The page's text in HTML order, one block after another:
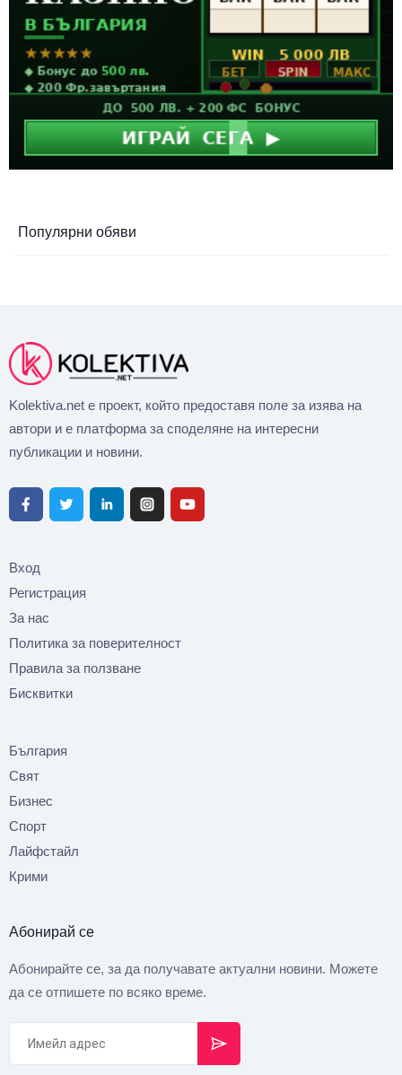
Популярни обяви
Kolektiva.net е проект, който предоставя поле за изява на
автори и е платформа за споделяне на интересни
публикации и новини.
Вход
Регистрация
За нас
Политика за поверителност
Правила за ползване
Бисквитки
България
Свят
Бизнес
Спорт
Лайфстайл
Крими
Абонирай се
Абонирайте се, за да получавате актуални новини. Можете
да се отпишете по всяко време.